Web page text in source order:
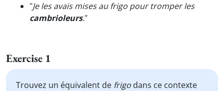
"Je les avais mises au frigo pour tromper les
cambrioleurs."
Exercise 1
Trouvez un équivalent de frigo dans ce contexte